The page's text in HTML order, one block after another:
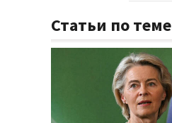
Статьи по теме